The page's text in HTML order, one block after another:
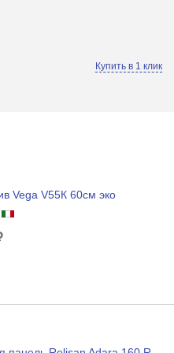
Купить в 1 клик
Vega V55К 60см эко